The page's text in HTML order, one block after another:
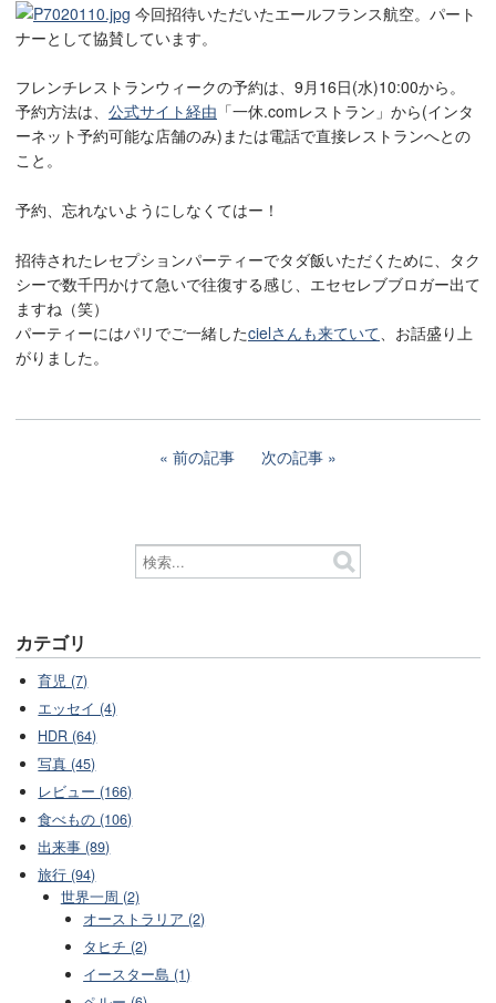
今回招待いただいたエールフランス航空。パート
ナーとして協賛しています。
フレンチレストランウィークの予約は、9月16日(水)10:00から。
予約方法は、 公式サイト経由 「一休.comレストラン」から(インタ
ーネット予約可能な店舗のみ)または電話で直接レストランへとの
こと。
予約、忘れないようにしなくてはー！
招待されたレセプションパーティーでタダ飯いただくために、タク
シーで数千円かけて急いで往復する感じ、エセセレブブロガー出て
ますね（笑）
パーティーにはパリでご一緒したcielさんも来ていて 、お話盛り上
がりました。
前の記事 次の記事
カテゴリ
育児 (7)
エッセイ (4)
HDR (64)
写真 (45)
レビュー (166)
食べもの (106)
出来事 (89)
旅行 (94)
世界一周 (2)
オーストラリア (2)
タヒチ (2)
イースター島 (1)